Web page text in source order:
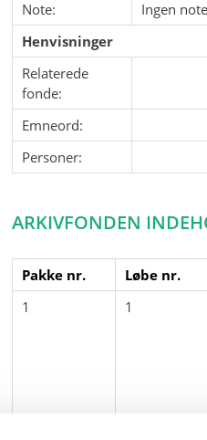
Note:
Ingen
Henvisninger
Relaterede
fonde:
Emneord:
Personer:
ARKIVFONDEN
Pakke nr. Løbe nr.
1
1